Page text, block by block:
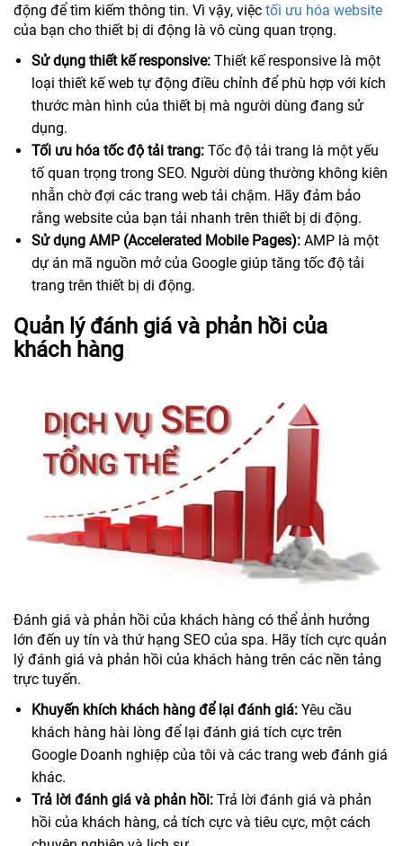
động để tìm kiếm thông tin. Vì vậy, việc tối ưu hóa website
của bạn cho thiết bị di động là vô cùng quan trọng.
Sử dụng thiết kế responsive: Thiết kế responsive là một
loại thiết kế web tự động điều chỉnh để phù hợp với kích
thước màn hình của thiết bị mà người dùng đang sử
dụng.
Tối ưu hóa tốc độ tải trang: Tốc độ tải trang là một yếu
tố quan trọng trong SEO. Người dùng thường không kiên
nhẫn chờ đợi các trang web tải chậm. Hãy đảm bảo
rằng website của bạn tải nhanh trên thiết bị di động.
Sử dụng AMP (Accelerated Mobile Pages): AMP là một
dự án mã nguồn mở của Google giúp tăng tốc độ tải
trang trên thiết bị di động.
Quản lý đánh giá và phản hồi của
khách hàng
Đánh giá và phản hồi của khách hàng có thể ảnh hưởng
lớn đến uy tín và thứ hạng SEO của spa. Hãy tích cực quản
lý đánh giá và phản hồi của khách hàng trên các nền tảng
trực tuyến.
Khuyến khích khách hàng để lại đánh giá: Yêu cầu
khách hàng hài lòng để lại đánh giá tích cực trên
Google Doanh nghiệp của tôi và các trang web đánh giá
khác.
Trả lời đánh giá và phản hồi: Trả lời đánh giá và phản
hồi của khách hàng, cả tích cực và tiêu cực, một cách